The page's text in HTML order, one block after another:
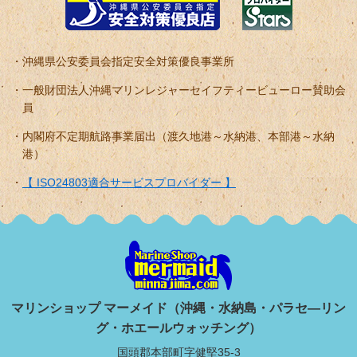
沖縄県公安委員会指定安全対策優良事業所
一般財団法人沖縄マリンレジャーセイフティービューロー賛助会
員
内閣府不定期航路事業届出（渡久地港～水納港、本部港～水納
港）
【 ISO24803適合サービスプロバイダー 】
マリンショップ マーメイド（沖縄・水納島・パラセ―リン
グ・ホエールウォッチング）
国頭郡本部町字健堅35-3